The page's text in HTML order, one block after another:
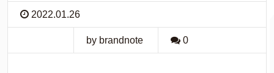
2022.01.26
by brandnote 0